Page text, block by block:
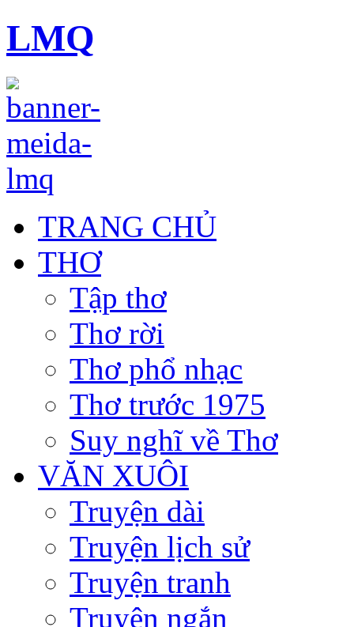
LMQ
TRANG CHỦ
THƠ
Tập thơ
Thơ rời
Thơ phổ nhạc
Thơ trước 1975
Suy nghĩ về Thơ
VĂN XUÔI
Truyện dài
Truyện lịch sử
Truyện tranh
Truyện ngắn